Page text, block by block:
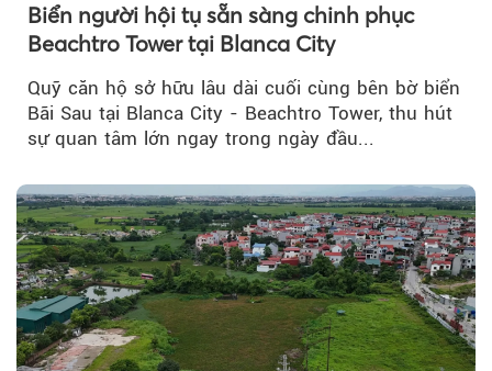
Biển người hội tụ sẵn sàng chinh phục
Beachtro Tower tại Blanca City
Quỹ căn hộ sở hữu lâu dài cuối cùng bên bờ biển
Bãi Sau tại Blanca City - Beachtro Tower, thu hút
sự quan tâm lớn ngay trong ngày đầu...